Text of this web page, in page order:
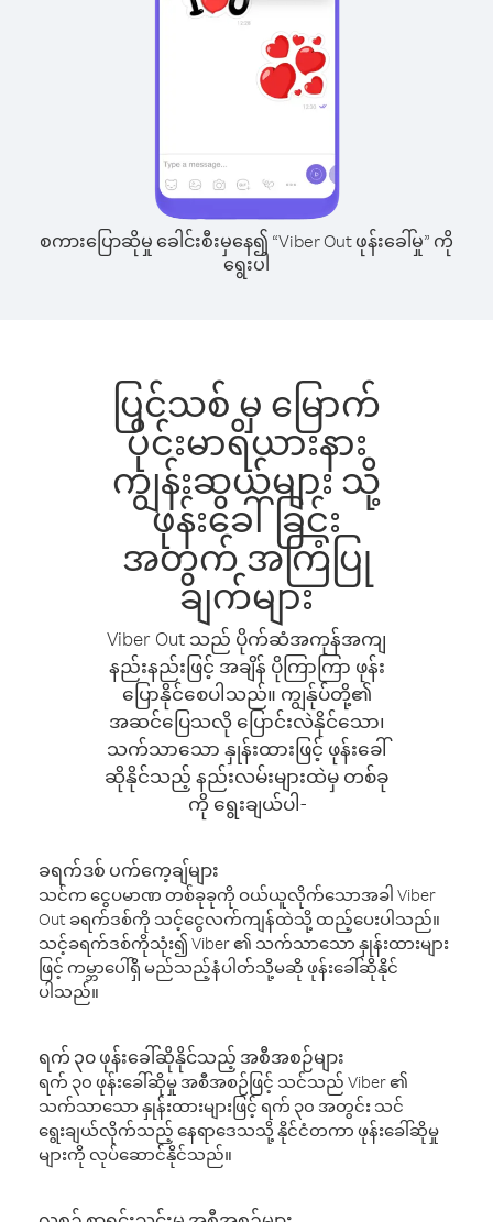
စကားပြောဆိုမှု ခေါင်းစီးမှနေ၍ “Viber Out ဖုန်းခေါ်မှု” ကို
ရွေးပါ
ပြင်သစ် မှ မြောက်
ပိုင်းမာရိယားနား
ကျွန်းဆွယ်များ သို့
ဖုန်းခေါ်ခြင်း
အတွက် အကြံပြု
ချက်များ
Viber Out သည် ပိုက်ဆံအကုန်အကျ
နည်းနည်းဖြင့် အချိန် ပိုကြာကြာ ဖုန်း
ပြောနိုင်စေပါသည်။ ကျွန်ုပ်တို့၏
အဆင်ပြေသလို ပြောင်းလဲနိုင်သော၊
သက်သာသော နှုန်းထားဖြင့် ဖုန်းခေါ်
ဆိုနိုင်သည့် နည်းလမ်းများထဲမှ တစ်ခု
ကို ရွေးချယ်ပါ-
ခရက်ဒစ် ပက်ကေ့ချ်များ
သင်က ငွေပမာဏ တစ်ခုခုကို ဝယ်ယူလိုက်သောအခါ Viber
Out ခရက်ဒစ်ကို သင့်ငွေလက်ကျန်ထဲသို့ ထည့်ပေးပါသည်။
သင့်ခရက်ဒစ်ကိုသုံး၍ Viber ၏ သက်သာသော နှုန်းထားများ
ဖြင့် ကမ္ဘာပေါ်ရှိ မည်သည့်နံပါတ်သို့မဆို ဖုန်းခေါ်ဆိုနိုင်
ပါသည်။
ရက် ၃၀ ဖုန်းခေါ်ဆိုနိုင်သည့် အစီအစဉ်များ
ရက် ၃၀ ဖုန်းခေါ်ဆိုမှု အစီအစဉ်ဖြင့် သင်သည် Viber ၏
သက်သာသော နှုန်းထားများဖြင့် ရက် ၃၀ အတွင်း သင်
ရွေးချယ်လိုက်သည့် နေရာဒေသသို့ နိုင်ငံတကာ ဖုန်းခေါ်ဆိုမှု
များကို လုပ်ဆောင်နိုင်သည်။